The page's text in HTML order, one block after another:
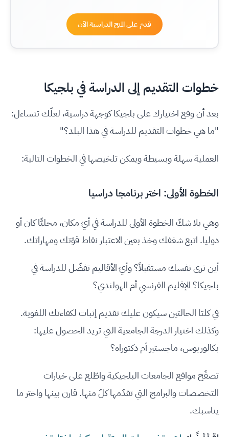
قدم على المنح الدراسية الآن
خطوات التقديم إلى الدراسة في بلجيكا
بعد أن وقع اختيارك على بلجيكا كوجهة دراسية، لعلّك تتساءل:
"ما هي خطوات التقديم للدراسة في هذا البلد؟"
العملية سهلة وبسيطة ويمكن تلخيصها في الخطوات التالية:
الخطوة الأولى: اختر برنامجا دراسيا
وهي بلا شكّ الخطوة الأولى للدراسة في أيّ مكان، محليًّا كان أو
دوليا. اتبع شغفك وخذ بعين الاعتبار نقاط قوّتك ومهاراتك.
أين ترى نفسك مستقبلاً؟ وأيّ الأقاليم تفضّل للدراسة في
بلجيكا؟ الإقليم الفرنسي أم الهولندي؟
في كلتا الحالتين سيكون عليك تقديم إثبات لكفاءتك اللغوية.
وكذلك اختيار الدرجة الجامعية التي تريد الحصول عليها:
بكالوريوس، ماجستير أم دكتوراه؟
تصفّح مواقع الجامعات البلجيكية واطّلع على خيارات
التخصصات والبرامج التي تقدّمها كلّ منها. قارن بينها واختر ما
يناسبك.